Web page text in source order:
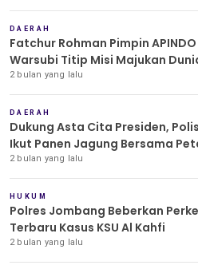
DAERAH
Fatchur Rohman Pimpin
Warsubi Titip Misi Majukan
2 bulan yang lalu
DAERAH
Dukung Asta Cita Presiden,
Ikut Panen Jagung Bersama
2 bulan yang lalu
HUKUM
Polres Jombang Beberkan
Terbaru Kasus KSU Al Kahfi
2 bulan yang lalu